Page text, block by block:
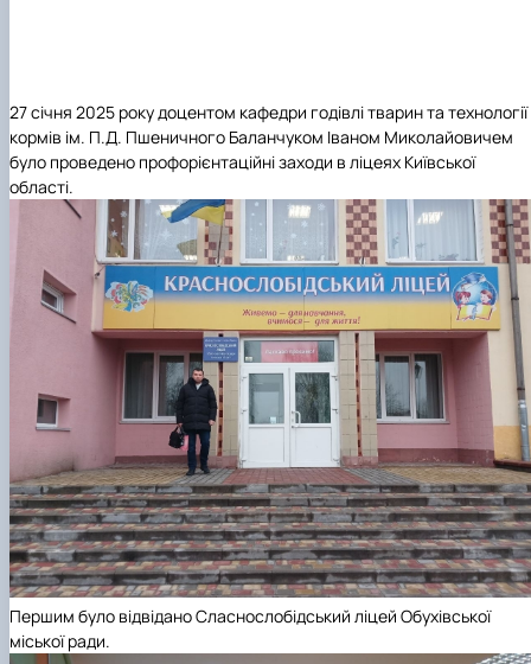
27 січня 2025 року доцентом кафедри годівлі тварин та технології
кормів ім. П.Д. Пшеничного Баланчуком Іваном Миколайовичем
було проведено профорієнтаційні заходи в ліцеях Київської
області.
Першим було відвідано Сласнослобідський ліцей Обухівської
міської ради.